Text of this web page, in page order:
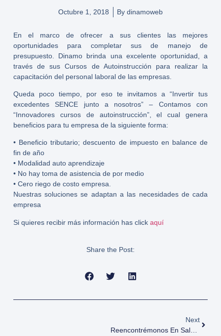
Octubre 1, 2018 By dinamoweb
En el marco de ofrecer a sus clientes las mejores
oportunidades para completar sus de manejo de
presupuesto. Dinamo brinda una excelente oportunidad, a
través de sus Cursos de Autoinstrucción para realizar la
capacitación del personal laboral de las empresas.
Queda poco tiempo, por eso te invitamos a “Invertir tus
excedentes SENCE junto a nosotros” – Contamos con
“Innovadores cursos de autoinstrucción”, el cual genera
beneficios para tu empresa de la siguiente forma:
• Beneficio tributario; descuento de impuesto en balance de
fin de año
• Modalidad auto aprendizaje
• No hay toma de asistencia de por medio
• Cero riego de costo empresa.
Nuestras soluciones se adaptan a las necesidades de cada
empresa
Si quieres recibir más información has click aquí
Share the Post:
Next
Reencontrémonos En Salas Dinamo